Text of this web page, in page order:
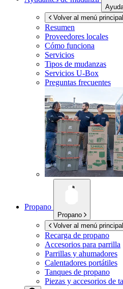
Volver al menú principal
Resumen
Proveedores locales
Cómo funciona
Servicios
Tipos de mudanzas
Servicios U-Box
Preguntas frecuentes
Propano
Propano
Volver al menú principal
Recarga de propano
Accesorios para parrilla
Parrillas y ahumadores
Calentadores portátiles
Tanques de propano
Piezas y accesorios de